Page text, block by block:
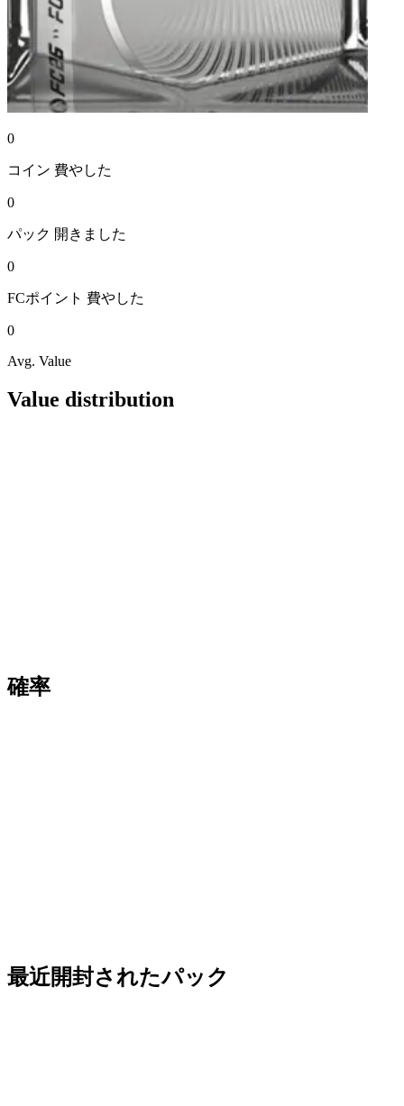
0
コイン 費やした
0
パック 開きました
0
FCポイント 費やした
0
Avg. Value
Value distribution
確率
最近開封されたパック